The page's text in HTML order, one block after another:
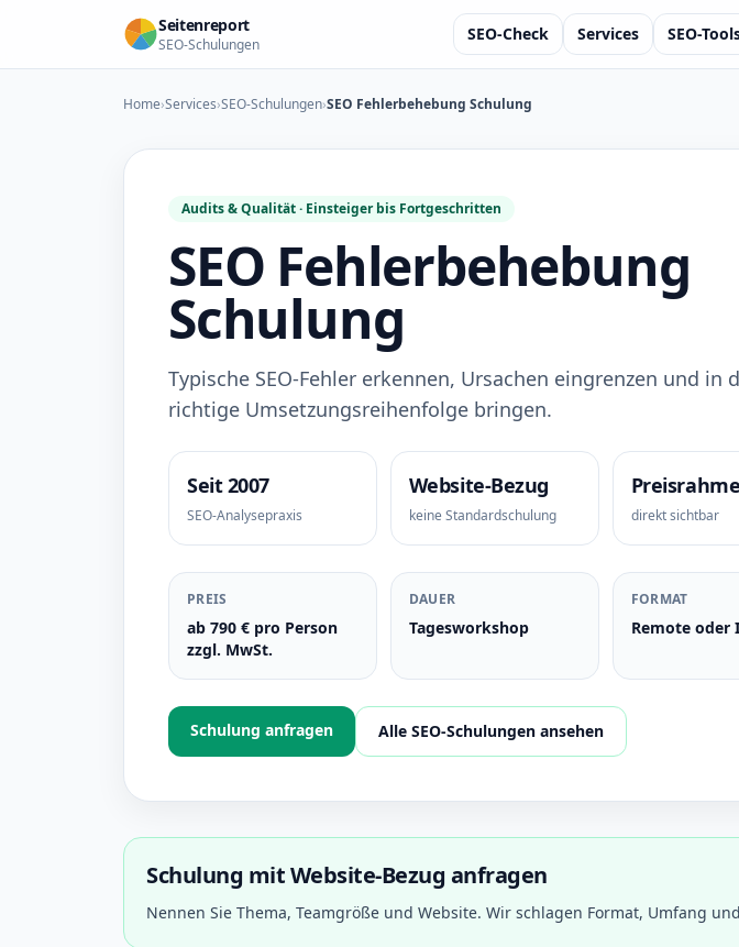
Seitenreport
SEO-Schulungen
SEO-Check Services SEO-
Home›Services›SEO-Schulungen›SEO Fehlerbehebung Schulung
Audits & Qualität · Einsteiger bis Fortgeschritten
SEO Fehlerbehebung
Schulung
Typische SEO-Fehler erkennen, Ursachen eingrenzen und in
richtige Umsetzungsreihenfolge bringen.
Seit 2007
SEO-Analysepraxis
Website-Bezug
keine Standardschulung direkt sichtbar
PREIS
ab 790 € pro Person
zzgl. MwSt.
DAUER
Tagesworkshop
FORMAT
Remote oder
Schulung anfragen Alle SEO-Schulungen ansehen
Schulung mit Website-Bezug anfragen
Nennen Sie Thema, Teamgröße und Website. Wir schlagen Format, Umfang